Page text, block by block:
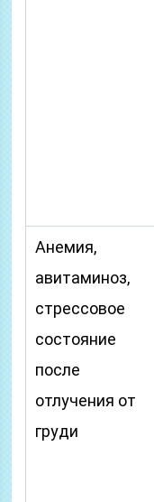
Анемия,
авитаминоз,
стрессовое
состояние
после
отлучения от
груди